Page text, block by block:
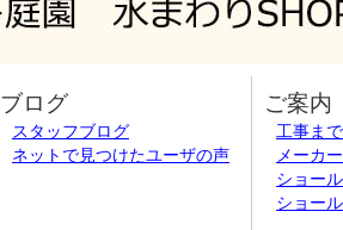
ブログ
スタッフブログ
ネットで見つけたユーザの声
ご案内
工事ま
メーカ
ショー
ショー